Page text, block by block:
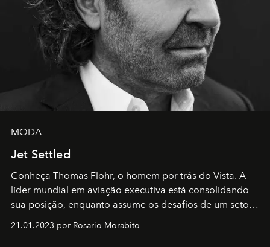
MODA
Jet Settled
Conheça Thomas Flohr, o homem por trás do Vista. A
líder mundial em aviação executiva está consolidando
sua posição, enquanto assume os desafios de um setor
em rápida evolução e redefinindo o conceito de luxo
21.01.2023 por Rosario Morabito